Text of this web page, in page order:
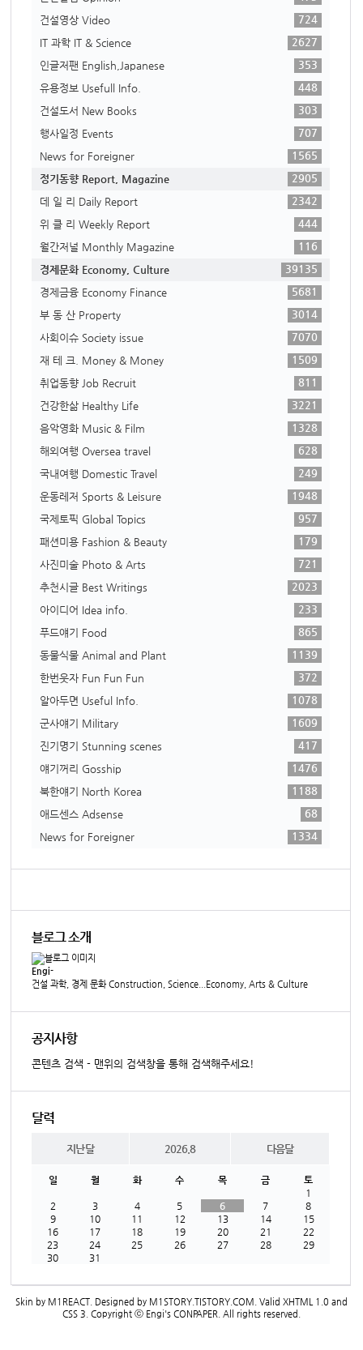
건설영상 Video
724
IT 과학 IT & Science
2627
인글저팬 English,Japanese
353
유용정보 Usefull Info.
448
건설도서 New Books
303
행사일정 Events
707
News for Foreigner
1565
정기동향 Report, Magazine
2905
데 일 리 Daily Report
2342
위 클 리 Weekly Report
444
월간저널 Monthly Magazine
116
경제문화 Economy, Culture
39135
경제금융 Economy Finance
5681
부 동 산 Property
3014
사회이슈 Society issue
7070
재 테 크. Money & Money
1509
취업동향 Job Recruit
811
건강한삶 Healthy Life
3221
음악영화 Music & Film
1328
해외여행 Oversea travel
628
국내여행 Domestic Travel
249
운동레저 Sports & Leisure
1948
국제토픽 Global Topics
957
패션미용 Fashion & Beauty
179
사진미술 Photo & Arts
721
추천시글 Best Writings
2023
아이디어 Idea info.
233
푸드얘기 Food
865
동물식물 Animal and Plant
1139
한번웃자 Fun Fun Fun
372
알아두면 Useful Info.
1078
군사얘기 Military
1609
진기명기 Stunning scenes
417
얘기꺼리 Gosship
1476
북한얘기 North Korea
1188
애드센스 Adsense
68
News for Foreigner
1334
블로그 소개
Engi-
건설 과학, 경제 문화 Construction, Science...Economy, Arts & Culture
공지사항
콘텐츠 검색 - 맨위의 검색창을 통해 검색해주세요!
달력
지난달 2026.8 다음달
일 월 화 수 목 금
토
1
2
3 4 5 6 7
8
9
10 11 12 13 14
15
16
17 18 19 20 21
22
23
24 25 26 27 28
29
30
31
Skin by M1REACT . Designed by M1STORY.TISTORY.COM . Valid XHTML 1.0 and
CSS 3 . Copyright ⓒ Engi's CONPAPER . All rights reserved.